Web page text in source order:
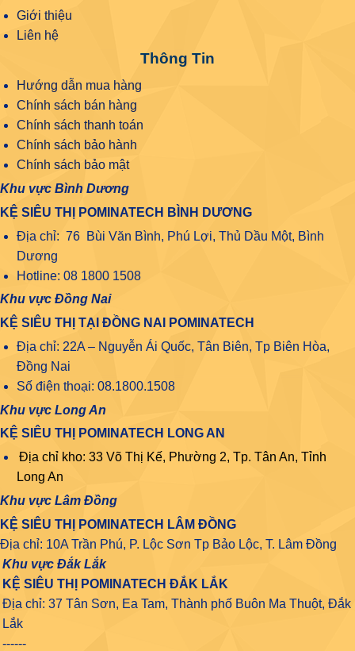
Giới thiệu
Liên hệ
Thông Tin
Hướng dẫn mua hàng
Chính sách bán hàng
Chính sách thanh toán
Chính sách bảo hành
Chính sách bảo mật
Khu vực Bình Dương
KỆ SIÊU THỊ POMINATECH BÌNH DƯƠNG
Địa chỉ: 76 Bùi Văn Bình, Phú Lợi, Thủ Dầu Một, Bình
Dương
Hotline: 08 1800 1508
Khu vực Đồng Nai
KỆ SIÊU THỊ TẠI ĐỒNG NAI POMINATECH
Địa chỉ: 22A – Nguyễn Ái Quốc, Tân Biên, Tp Biên Hòa,
Đồng Nai
Số điện thoại: 08.1800.1508
Khu vực Long An
KỆ SIÊU THỊ POMINATECH LONG AN
Địa chỉ kho: 33 Võ Thị Kế, Phường 2, Tp. Tân An, Tỉnh
Long An
Khu vực Lâm Đồng
KỆ SIÊU THỊ POMINATECH LÂM ĐỒNG
Địa chỉ: 10A Trần Phú, P. Lộc Sơn Tp Bảo Lộc, T. Lâm Đồng
Khu vực Đắk Lắk
KỆ SIÊU THỊ POMINATECH ĐẮK LẮK
Địa chỉ: 37 Tân Sơn, Ea Tam, Thành phố Buôn Ma Thuột, Đắk
Lắk
------